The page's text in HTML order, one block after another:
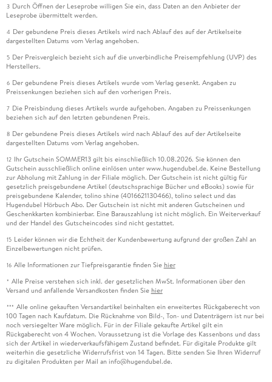
3 Durch Öffnen der Leseprobe willigen Sie ein, dass Daten an den Anbieter der
Leseprobe übermittelt werden.
4 Der gebundene Preis dieses Artikels wird nach Ablauf des auf der Artikelseite
dargestellten Datums vom Verlag angehoben.
5 Der Preisvergleich bezieht sich auf die unverbindliche Preisempfehlung (UVP) des
Herstellers.
6 Der gebundene Preis dieses Artikels wurde vom Verlag gesenkt. Angaben zu
Preissenkungen beziehen sich auf den vorherigen Preis.
7 Die Preisbindung dieses Artikels wurde aufgehoben. Angaben zu Preissenkungen
beziehen sich auf den letzten gebundenen Preis.
8 Der gebundene Preis dieses Artikels wird nach Ablauf des auf der Artikelseite
dargestellten Datums vom Verlag angehoben.
12 Ihr Gutschein SOMMER13 gilt bis einschließlich 10.08.2026. Sie können den
Gutschein ausschließlich online einlösen unter www.hugendubel.de. Keine Bestellung
zur Abholung mit Zahlung in der Filiale möglich. Der Gutschein ist nicht gültig für
gesetzlich preisgebundene Artikel (deutschsprachige Bücher und eBooks) sowie für
preisgebundene Kalender, tolino shine (4016621130466), tolino select und das
Hugendubel Hörbuch Abo. Der Gutschein ist nicht mit anderen Gutscheinen und
Geschenkkarten kombinierbar. Eine Barauszahlung ist nicht möglich. Ein Weiterverkauf
und der Handel des Gutscheincodes sind nicht gestattet.
15 Leider können wir die Echtheit der Kundenbewertung aufgrund der großen Zahl an
Einzelbewertungen nicht prüfen.
16 Alle Informationen zur Tiefpreisgarantie finden Sie hier
* Alle Preise verstehen sich inkl. der gesetzlichen MwSt. Informationen über den
Versand und anfallende Versandkosten finden Sie hier
*** Alle online gekauften Versandartikel beinhalten ein erweitertes Rückgaberecht von
100 Tagen nach Kaufdatum. Die Rücknahme von Bild-, Ton- und Datenträgern ist nur bei
noch versiegelter Ware möglich. Für in der Filiale gekaufte Artikel gilt ein
Rückgaberecht von 4 Wochen. Voraussetzung ist die Vorlage des Kassenbons und dass
sich der Artikel in wiederverkaufsfähigem Zustand befindet. Für digitale Produkte gilt
weiterhin die gesetzliche Widerrufsfrist von 14 Tagen. Bitte senden Sie Ihren Widerruf
zu digitalen Produkten per Mail an info@hugendubel.de.